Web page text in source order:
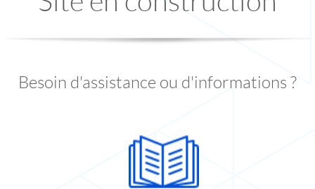
Besoin d'assistance ou d'informations ?